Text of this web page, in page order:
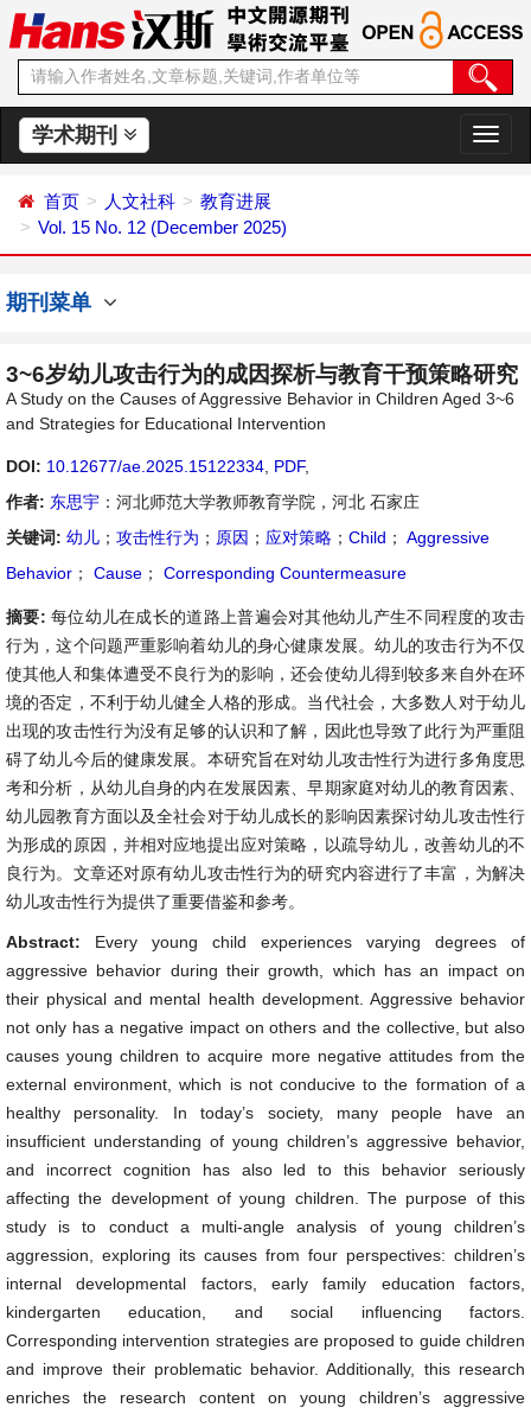
学术期刊
切
换
首页 人文社科
教育进展
Vol. 15 No. 12 (December 2025)
期刊菜单
3~6岁幼儿攻击行为的成因探析与教育干预策略研究
A Study on the Causes of Aggressive Behavior in Children Aged 3~6
and Strategies for Educational Intervention
DOI: 10.12677/ae.2025.15122334 PDF,
作者: 东思宇 ：河北师范大学教师教育学院，河北 石家庄
关键词: 幼儿 ； 攻击性行为 ； 原因 ； 应对策略 ； Child ； Aggressive
Behavior ； Cause ； Corresponding Countermeasure
摘要: 每位幼儿在成长的道路上普遍会对其他幼儿产生不同程度的攻击
行为，这个问题严重影响着幼儿的身心健康发展。幼儿的攻击行为不仅
使其他人和集体遭受不良行为的影响，还会使幼儿得到较多来自外在环
境的否定，不利于幼儿健全人格的形成。当代社会，大多数人对于幼儿
出现的攻击性行为没有足够的认识和了解，因此也导致了此行为严重阻
碍了幼儿今后的健康发展。本研究旨在对幼儿攻击性行为进行多角度思
考和分析，从幼儿自身的内在发展因素、早期家庭对幼儿的教育因素、
幼儿园教育方面以及全社会对于幼儿成长的影响因素探讨幼儿攻击性行
为形成的原因，并相对应地提出应对策略，以疏导幼儿，改善幼儿的不
良行为。文章还对原有幼儿攻击性行为的研究内容进行了丰富，为解决
幼儿攻击性行为提供了重要借鉴和参考。
Abstract: Every young child experiences varying degrees of
aggressive behavior during their growth, which has an impact on
their physical and mental health development. Aggressive behavior
not only has a negative impact on others and the collective, but also
causes young children to acquire more negative attitudes from the
external environment, which is not conducive to the formation of a
healthy personality. In today’s society, many people have an
insufficient understanding of young children’s aggressive behavior,
and incorrect cognition has also led to this behavior seriously
affecting the development of young children. The purpose of this
study is to conduct a multi-angle analysis of young children’s
aggression, exploring its causes from four perspectives: children’s
internal developmental factors, early family education factors,
kindergarten education, and social influencing factors.
Corresponding intervention strategies are proposed to guide children
and improve their problematic behavior. Additionally, this research
enriches the research content on young children’s aggressive